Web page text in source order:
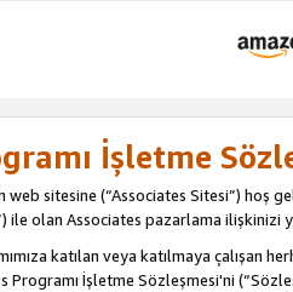
İşletme
web sitesine (“Associates Sitesi”) hoş
ile olan Associates pazarlama ilişkinizi
katılan veya katılmaya çalışan
Programı İşletme Sözleşmesi'ni